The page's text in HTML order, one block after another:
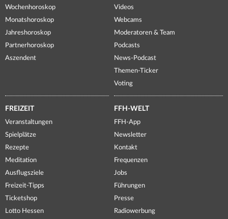
Wochenhoroskop
Monatshoroskop
Jahreshoroskop
Partnerhoroskop
Aszendent
Videos
Webcams
Moderatoren & Team
Podcasts
News-Podcast
Themen-Ticker
Voting
FREIZEIT
Veranstaltungen
Spielplätze
Rezepte
Meditation
Ausflugsziele
Freizeit-Tipps
Ticketshop
Lotto Hessen
FFH-WELT
FFH-App
Newsletter
Kontakt
Frequenzen
Jobs
Führungen
Presse
Radiowerbung